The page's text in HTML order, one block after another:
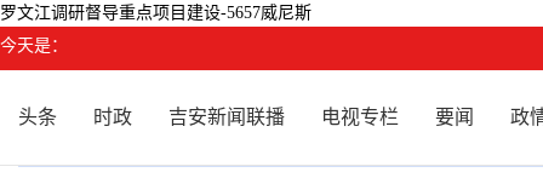
罗文江调研督导重点项目建设-5657威尼斯
今天是：
头条 时政 吉安新闻联播 电视专栏 要闻 政